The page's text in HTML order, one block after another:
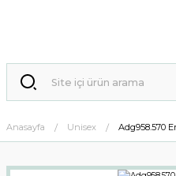
Anasayfa Unisex Adg958.570